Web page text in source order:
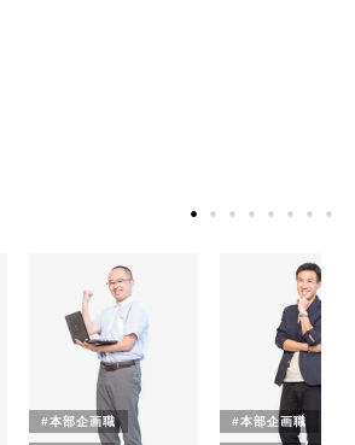
#本部企画職 #本部企画職